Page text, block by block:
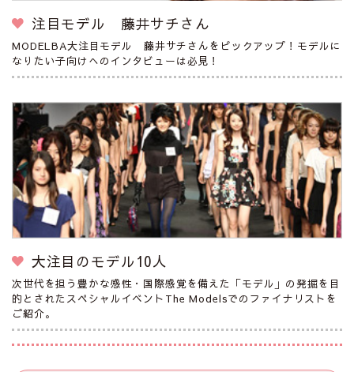
注目モデル 藤井サチさん
MODELBA大注目モデル 藤井サチさんをピックアップ！モデルに
なりたい子向けへのインタビューは必見！
大注目のモデル10人
次世代を担う豊かな感性・国際感覚を備えた「モデル」の発掘を目
的とされたスペシャルイベントThe Modelsでのファイナリストを
ご紹介。